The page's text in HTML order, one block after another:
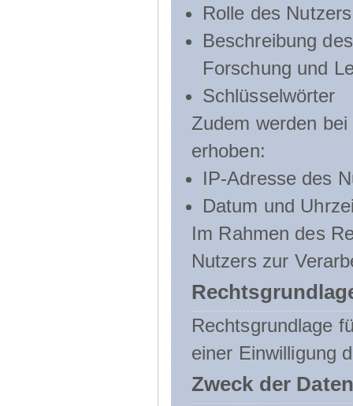
Rolle des
Beschreibung
Forschung und
Schlüsselwörter
Zudem werden
erhoben:
IP-Adresse des
Datum und
Im Rahmen des
Nutzers zur
Rechtsgrundlage
einer Einwilligung
Zweck der